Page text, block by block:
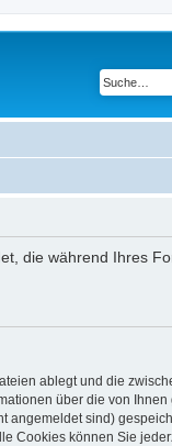
die während Ihres
ablegt und die
über die von
angemeldet sind)
Cookies können Sie